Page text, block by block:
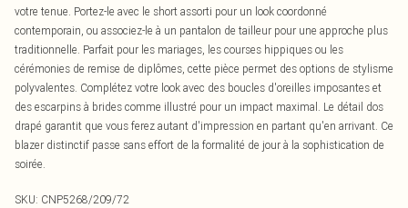
votre tenue. Portez-le avec le short assorti pour un look coordonné
contemporain, ou associez-le à un pantalon de tailleur pour une approche plus
traditionnelle. Parfait pour les mariages, les courses hippiques ou les
cérémonies de remise de diplômes, cette pièce permet des options de stylisme
polyvalentes. Complétez votre look avec des boucles d'oreilles imposantes et
des escarpins à brides comme illustré pour un impact maximal. Le détail dos
drapé garantit que vous ferez autant d'impression en partant qu'en arrivant. Ce
blazer distinctif passe sans effort de la formalité de jour à la sophistication de
soirée.
SKU: CNP5268/209/72